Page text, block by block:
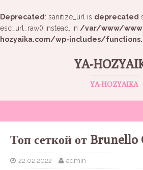
Deprecated : sanitize_url is deprecated
esc_url_raw() instead. in /var/www/
hozyaika.com/wp-includes/
YA-
YA-HOZYAIKA
Топ сеткой от
22.02.2022 admin